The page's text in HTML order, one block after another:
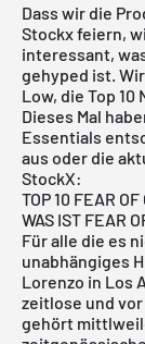
Dass wir die
Stockx feiern,
interessant,
gehyped ist.
Low, die Top 10
Dieses Mal
Essentials
aus oder die
StockX:
TOP 10 FEAR
WAS IST FEAR
Für alle die es
unabhängiges
Lorenzo in Los
zeitlose und
gehört